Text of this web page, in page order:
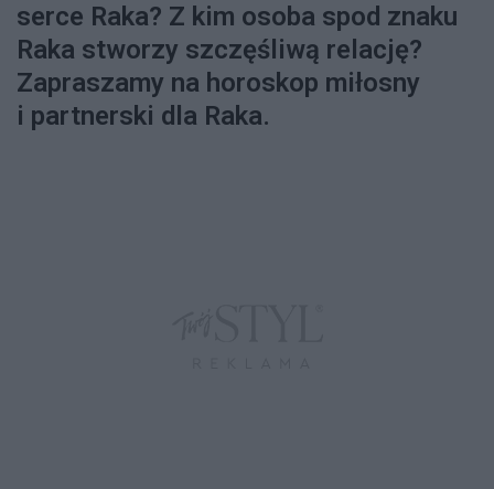
serce Raka? Z kim osoba spod znaku
Raka stworzy szczęśliwą relację?
Zapraszamy na horoskop miłosny
i partnerski dla Raka.